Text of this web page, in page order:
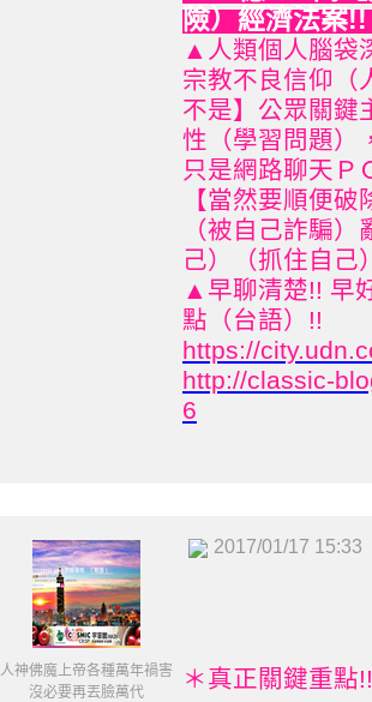
險）經濟法
▲人類個人腦袋
宗教不良信仰（
不是】公眾關鍵
性（學習問題）
只是網路聊天Ｐ
【當然要順便
（被自己詐騙
己）（抓住自己
▲早聊清楚!! 早
點（台語）!!
https://
http://classic-
6
人神佛魔上帝各種萬年禍害
沒必要再丟臉萬代
2017/01/17 15:33
＊真正關鍵重點!!